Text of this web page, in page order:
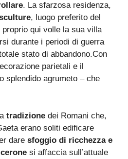
. La sfarzosa residenza,
, luogo preferito del
qui volle la sua villa
durante i periodi di guerra
stato di abbandono.Con
parietali e il
splendido agrumeto – che
tradizione dei Romani che,
erano soliti edificare
dare sfoggio di ricchezza e
si affaccia sull’attuale